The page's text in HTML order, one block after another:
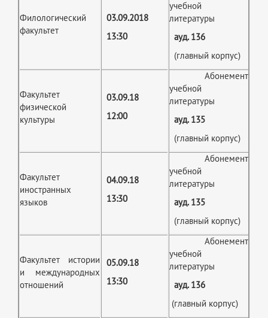
Филологический
факультет
03.09.2018
13:30
учебной
литературы
ауд. 136
(главный корпус)
Факультет
физической
культуры
03.09.18
12:00
Абонемент
учебной
литературы
ауд. 135
(главный корпус)
Факультет
иностранных
языков
04.09.18
13:30
Абонемент
учебной
литературы
ауд. 135
(главный корпус)
Факультет истории
и международных
отношений
05.09.18
13:30
Абонемент
учебной
литературы
ауд. 136
(главный корпус)